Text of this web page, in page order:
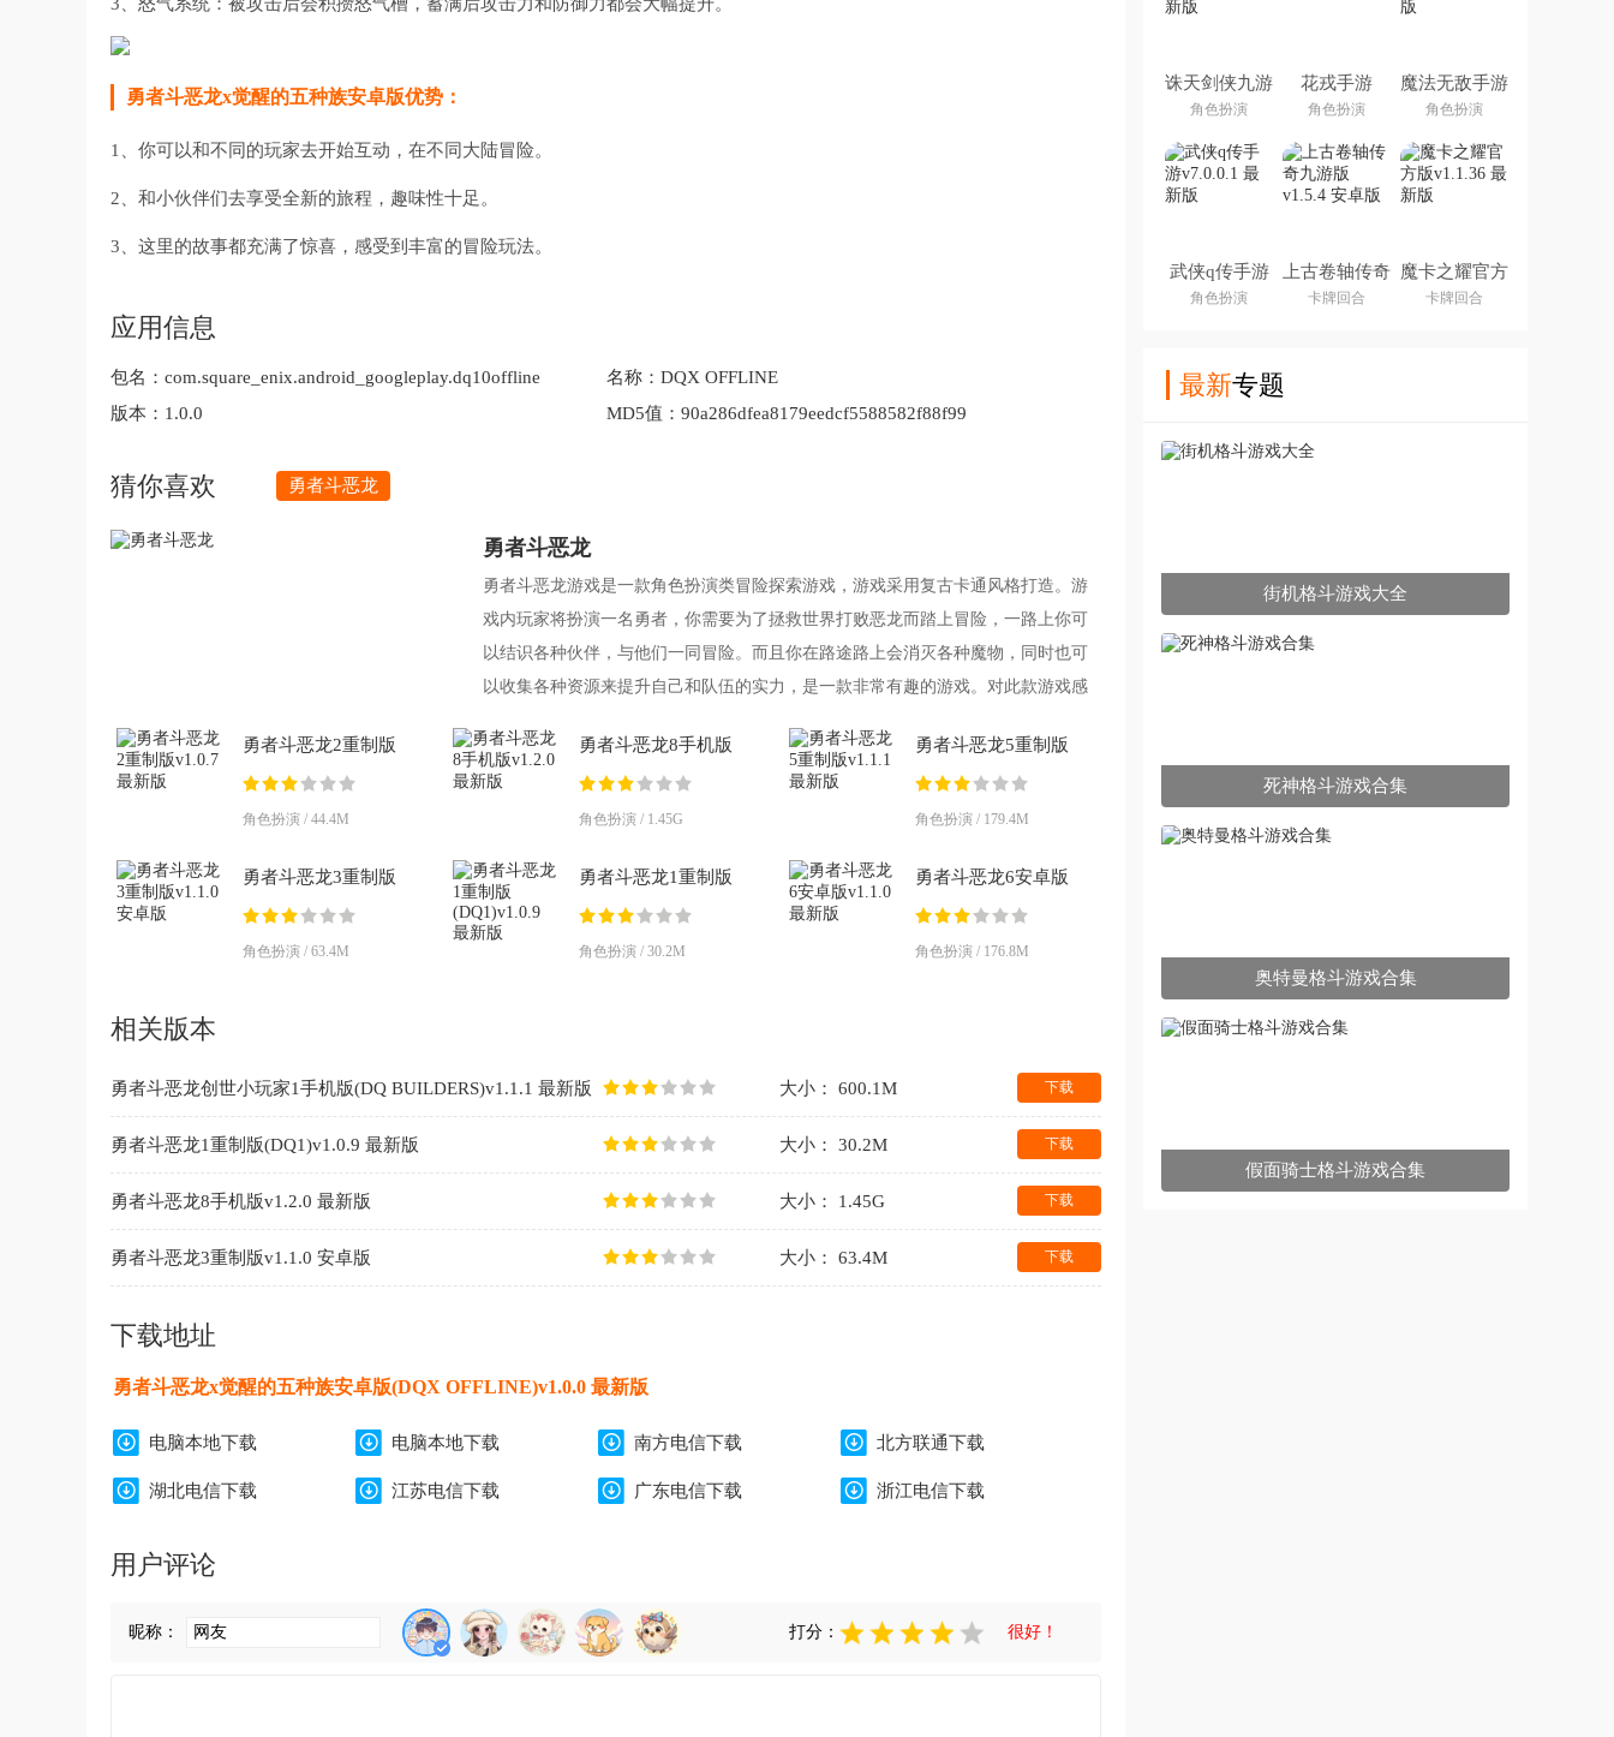
勇者斗恶龙x觉醒的五种族安卓版优势：
1、你可以和不同的玩家去开始互动，在不同大陆冒险。
2、和小伙伴们去享受全新的旅程，趣味性十足。
3、这里的故事都充满了惊喜，感受到丰富的冒险玩法。
应用信息
包名： com.square_enix.android_googleplay.dq10offline 名称： DQX OFFLINE
版本： 1.0.0 MD5值： 90a286dfea8179eedcf5588582f88f99
猜你喜欢 勇者斗恶龙
勇者斗恶龙
勇者斗恶龙游戏是一款角色扮演类冒险探索游戏，游戏采用复古卡通风格打造。游
戏内玩家将扮演一名勇者，你需要为了拯救世界打败恶龙而踏上冒险，一路上你可
以结识各种伙伴，与他们一同冒险。而且你在路途路上会消灭各种魔物，同时也可
以收集各种资源来提升自己和队伍的实力，是一款非常有趣的游戏。对此款游戏感
勇者斗恶龙2重制版
v1.0.7 最新版
角色扮演 / 44.4M
勇者斗恶龙8手机版
v1.2.0 最新版
角色扮演 / 1.45G
勇者斗恶龙5重制版
v1.1.1 最新版
角色扮演 / 179.4M
勇者斗恶龙3重制版
v1.1.0 安卓版
角色扮演 / 63.4M
勇者斗恶龙1重制版
(DQ1)v1.0.9 最新版
角色扮演 / 30.2M
勇者斗恶龙6安卓版
v1.1.0 最新版
角色扮演 / 176.8M
相关版本
勇者斗恶龙创世小玩家1手机版(DQ BUILDERS)v1.1.1 最新版 大小： 600.1M 下载
勇者斗恶龙1重制版(DQ1)v1.0.9 最新版 大小： 30.2M 下载
勇者斗恶龙8手机版v1.2.0 最新版 大小： 1.45G 下载
勇者斗恶龙3重制版v1.1.0 安卓版 大小： 63.4M 下载
下载地址
勇者斗恶龙x觉醒的五种族安卓版(DQX OFFLINE)v1.0.0 最新版
电脑本地下载 电脑本地下载 南方电信下载 北方联通下载
湖北电信下载 江苏电信下载 广东电信下载 浙江电信下载
用户评论
昵称： 打分： 很好！
诛天剑侠九游
版
角色扮演
花戎手游
角色扮演
魔法无敌手游
角色扮演
武侠q传手游
角色扮演
上古卷轴传奇
九游版
卡牌回合
魔卡之耀官方
版
卡牌回合
最新专题
街机格斗游戏大全
死神格斗游戏合集
奥特曼格斗游戏合集
假面骑士格斗游戏合集